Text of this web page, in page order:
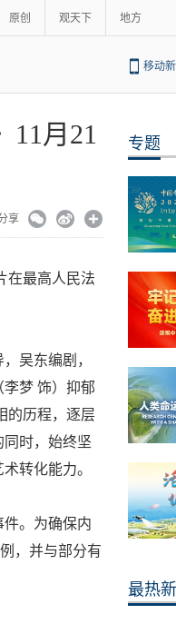
原创 观天下 地方
移动
月21
享
在最高人民法
吴东编剧，
梦 饰）抑郁
的历程，逐层
时，始终坚
转化能力。
。为确保内
，并与部分有
专题
最热